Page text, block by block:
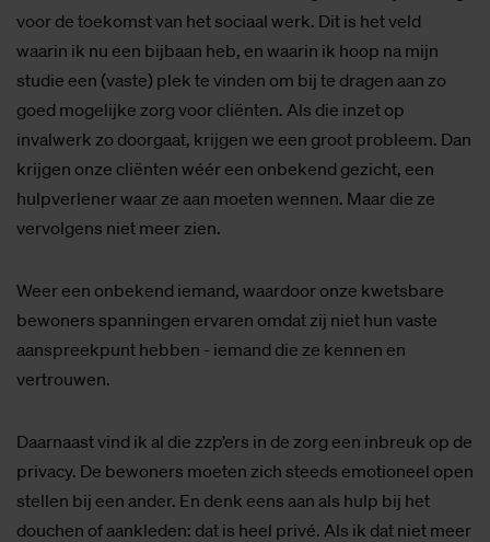
voor de toekomst van het sociaal werk. Dit is het veld
waarin ik nu een bijbaan heb, en waarin ik hoop na mijn
studie een (vaste) plek te vinden om bij te dragen aan zo
goed mogelijke zorg voor cliënten. Als die inzet op
invalwerk zo doorgaat, krijgen we een groot probleem. Dan
krijgen onze cliënten wéér een onbekend gezicht, een
hulpverlener waar ze aan moeten wennen. Maar die ze
vervolgens niet meer zien.
Weer een onbekend iemand, waardoor onze kwetsbare
bewoners spanningen ervaren omdat zij niet hun vaste
aanspreekpunt hebben - iemand die ze kennen en
vertrouwen.
Daarnaast vind ik al die zzp’ers in de zorg een inbreuk op de
privacy. De bewoners moeten zich steeds emotioneel open
stellen bij een ander. En denk eens aan als hulp bij het
douchen of aankleden: dat is heel privé. Als ik dat niet meer